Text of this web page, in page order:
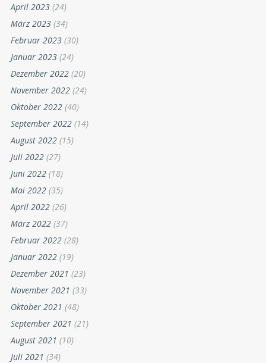
April 2023 (24)
März 2023 (34)
Februar 2023 (30)
Januar 2023 (24)
Dezember 2022 (20)
November 2022 (24)
Oktober 2022 (40)
September 2022 (14)
August 2022 (15)
Juli 2022 (27)
Juni 2022 (18)
Mai 2022 (35)
April 2022 (26)
März 2022 (37)
Februar 2022 (28)
Januar 2022 (19)
Dezember 2021 (23)
November 2021 (33)
Oktober 2021 (48)
September 2021 (21)
August 2021 (10)
Juli 2021 (34)